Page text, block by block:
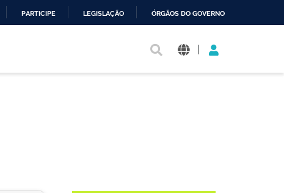
PARTICIPE LEGISLAÇÃO ÓRGÃOS DO GOVERNO
|